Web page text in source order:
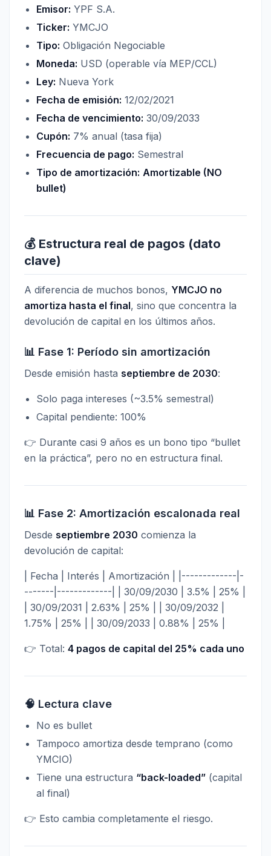
Emisor: YPF S.A.
Ticker: YMCJO
Tipo: Obligación Negociable
Moneda: USD (operable vía MEP/CCL)
Ley: Nueva York
Fecha de emisión: 12/02/2021
Fecha de vencimiento: 30/09/2033
Cupón: 7% anual (tasa fija)
Frecuencia de pago: Semestral
Tipo de amortización: Amortizable (NO
bullet)
💰 Estructura real de pagos (dato
clave)
A diferencia de muchos bonos, YMCJO no
amortiza hasta el final, sino que concentra la
devolución de capital en los últimos años.
📊 Fase 1: Período sin amortización
Desde emisión hasta septiembre de 2030:
Solo paga intereses (~3.5% semestral)
Capital pendiente: 100%
👉 Durante casi 9 años es un bono tipo “bullet
en la práctica”, pero no en estructura final.
📊 Fase 2: Amortización escalonada real
Desde septiembre 2030 comienza la
devolución de capital:
| Fecha | Interés | Amortización | |-------------|-
-------|-------------| | 30/09/2030 | 3.5% | 25% |
| 30/09/2031 | 2.63% | 25% | | 30/09/2032 |
1.75% | 25% | | 30/09/2033 | 0.88% | 25% |
👉 Total: 4 pagos de capital del 25% cada uno
🧠 Lectura clave
No es bullet
Tampoco amortiza desde temprano (como
YMCIO)
Tiene una estructura “back-loaded” (capital
al final)
👉 Esto cambia completamente el riesgo.